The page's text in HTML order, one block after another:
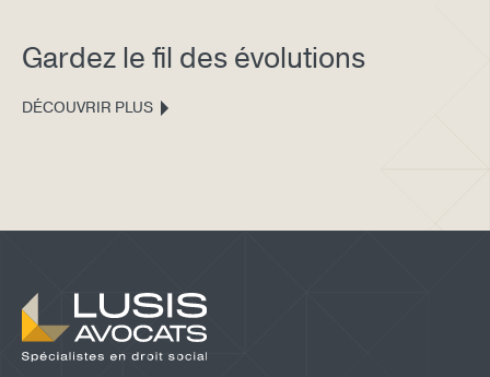
Gardez le fil des évolutions
DÉCOUVRIR PLUS